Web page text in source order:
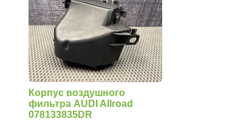
Корпус воздушного
фильтра AUDI Allroad
078133835DR